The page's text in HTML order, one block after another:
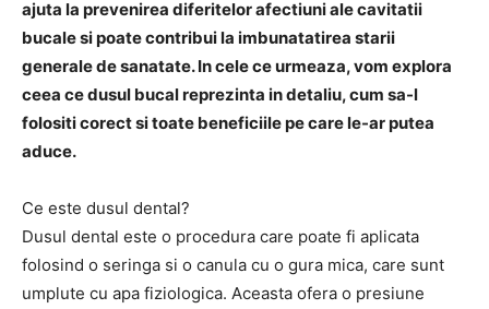
ajuta la prevenirea diferitelor afectiuni ale cavitatii
bucale si poate contribui la imbunatatirea starii
generale de sanatate. In cele ce urmeaza, vom explora
ceea ce dusul bucal reprezinta in detaliu, cum sa-l
folositi corect si toate beneficiile pe care le-ar putea
aduce.
Ce este dusul dental?
Dusul dental este o procedura care poate fi aplicata
folosind o seringa si o canula cu o gura mica, care sunt
umplute cu apa fiziologica. Aceasta ofera o presiune